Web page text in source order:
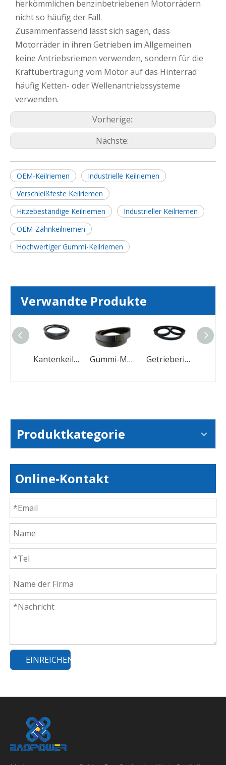
herkömmlichen benzinbetriebenen Motorrädern
nicht so häufig der Fall.
Zusammenfassend lässt sich sagen, dass
Motorräder in ihren Getrieben im Allgemeinen
keine Antriebsriemen verwenden, sondern für die
Kraftübertragung vom Motor auf das Hinterrad
häufig Ketten- oder Wellenantriebssysteme
verwenden.
Vorherige:
Nächste:
OEM-Keilriemen
Industrielle Keilriemen
Verschleißfeste Keilriemen
Hitzebeständige Keilriemen
Industrieller Keilriemen
OEM-Zahnkeilriemen
Hochwertiger Gummi-Keilriemen
Verwandte Produkte
Kantenkeilriemen für die Automobilindustrie. Zahnriemen Gummi-Motorrad-V-Riemen-Antriebsriemen Getrieberiemen, gezahnter, kantiger Keilriemen
Produktkategorie
Online-Kontakt
EINREICHEN